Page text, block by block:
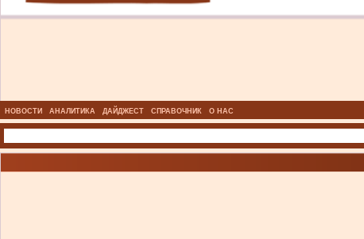
НОВОСТИ АНАЛИТИКА ДАЙДЖЕСТ СПРАВОЧНИК О НАС